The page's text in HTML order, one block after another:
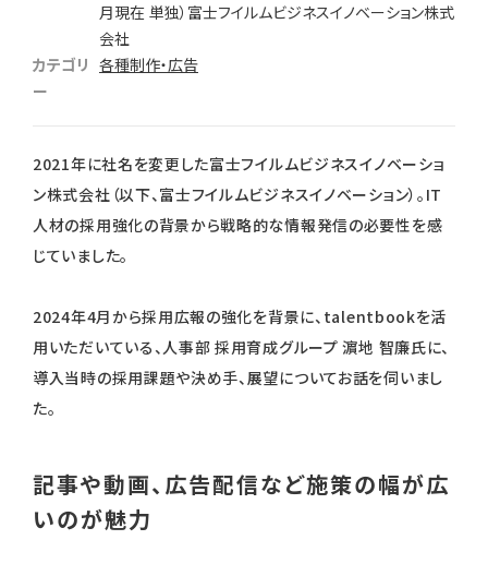
2021年に社名を変更した富士フイルムビジネスイノベーショ
ン株式会社（以下、富士フイルムビジネスイノベーション）。IT
人材の採用強化の背景から戦略的な情報発信の必要性を感
じていました。
2024年4月から採用広報の強化を背景に、talentbookを活
用いただいている、人事部 採用育成グループ 濵地 智廉氏に、
導入当時の採用課題や決め手、展望についてお話を伺いまし
た。
記事や動画、広告配信など施策の幅が広
いのが魅力
月現在 単独）富士フイルムビジネスイノベーション株式
会社
カテゴリ
ー
各種制作・広告